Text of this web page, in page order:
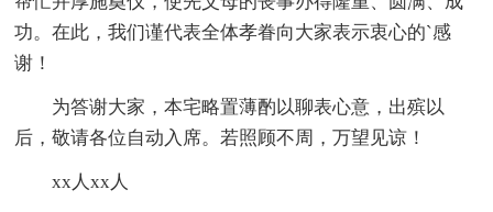
功。在此，我们谨代表全体孝眷向大家表示衷心的`感
谢！
为答谢大家，本宅略置薄酌以聊表心意，出殡以
后，敬请各位自动入席。若照顾不周，万望见谅！
xx人xx人